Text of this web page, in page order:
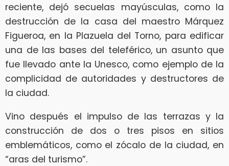
reciente, dejó secuelas mayúsculas, como la
destrucción de la casa del maestro Márquez
Figueroa, en la Plazuela del Torno, para edificar
una de las bases del teleférico, un asunto que
fue llevado ante la Unesco, como ejemplo de la
complicidad de autoridades y destructores de
la ciudad.
Vino después el impulso de las terrazas y la
construcción de dos o tres pisos en sitios
emblemáticos, como el zócalo de la ciudad, en
“aras del turismo”.